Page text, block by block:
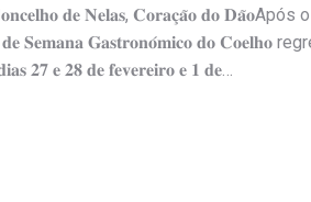
𝐝𝐞 𝐍𝐞𝐥𝐚𝐬, 𝐂𝐨𝐫𝐚𝐜̧𝐚̃𝐨 𝐝𝐨 𝐃𝐚̃𝐨Após o
𝐒𝐞𝐦𝐚𝐧𝐚 𝐆𝐚𝐬𝐭𝐫𝐨𝐧𝐨́𝐦𝐢𝐜𝐨 𝐝𝐨 𝐂𝐨𝐞𝐥𝐡𝐨
𝟐𝟕 𝐞 𝟐𝟖 𝐝𝐞 𝐟𝐞𝐯𝐞𝐫𝐞𝐢𝐫𝐨 𝐞 𝟏 𝐝𝐞…